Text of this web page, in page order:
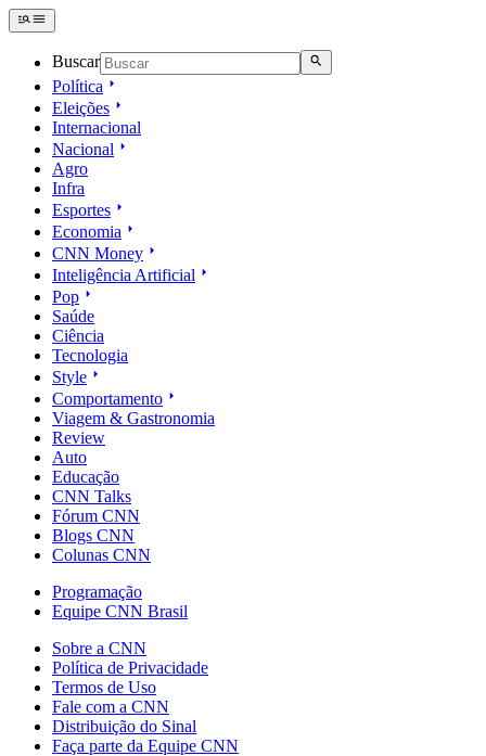
Buscar
Política
Eleições
Internacional
Nacional
Agro
Infra
Esportes
Economia
CNN Money
Inteligência Artificial
Pop
Saúde
Ciência
Tecnologia
Style
Comportamento
Viagem & Gastronomia
Review
Auto
Educação
CNN Talks
Fórum CNN
Blogs CNN
Colunas CNN
Programação
Equipe CNN Brasil
Sobre a CNN
Política de Privacidade
Termos de Uso
Fale com a CNN
Distribuição do Sinal
Faça parte da Equipe CNN